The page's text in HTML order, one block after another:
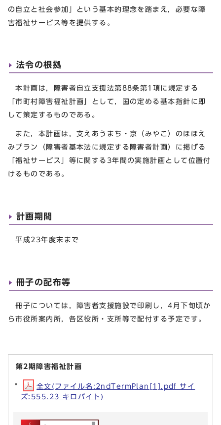
の自立と社会参加」という基本的理念を踏まえ，必要な障
害福祉サービス等を提供する。
法令の根拠
本計画は，障害者自立支援法第88条第1項に規定する
「市町村障害福祉計画」として，国の定める基本指針に即
して策定するものである。
また，本計画は，支えあうまち・京（みやこ）のほほえ
みプラン（障害者基本法に規定する障害者計画）に掲げる
「福祉サービス」等に関する3年間の実施計画として位置付
けるものである。
計画期間
平成23年度末まで
冊子の配布等
冊子については，障害者支援施設で印刷し，4月下旬頃か
ら市役所案内所，各区役所・支所等で配付する予定です。
第2期障害福祉計画
全文(ファイル名:2ndTermPlan[1].pdf サイ
ズ:555.23 キロバイト)